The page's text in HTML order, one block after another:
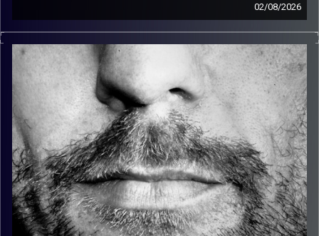
02/08/2026
זיפים, מוזיקה מחוספסת של הופעות חיות. הרבה ג'אם, רוק,
בלוז, bluegrass, ג'אז, Fאנק, פרוגרסיב ואפילו אלקטרוניקה.
כל מה שחי, אמיתי ונושם.
עם שמוליק רגב.
קרדיט תמונות: David Goehring